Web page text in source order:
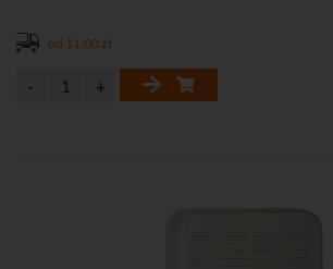
od 11,00 zł